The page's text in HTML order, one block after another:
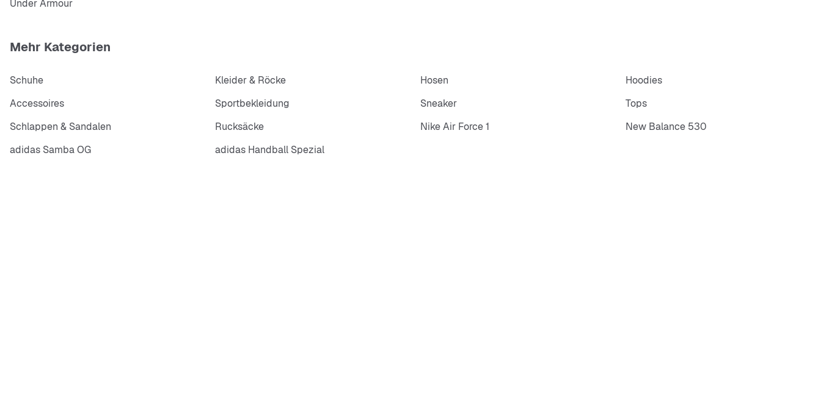
Under Armour
Mehr Kategorien
Schuhe Kleider & Röcke Hosen
Hoodies
Accessoires
Sportbekleidung Sneaker
Tops
Schlappen & Sandalen
Rucksäcke Nike Air Force 1
New Balance 530
adidas Samba OG
adidas Handball Spezial